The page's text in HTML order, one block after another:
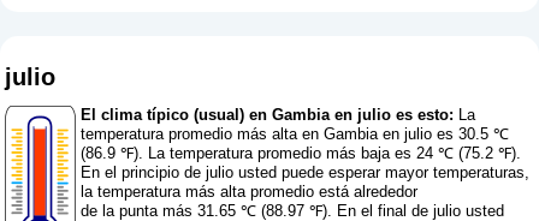
julio
El clima típico (usual) en Gambia en julio es esto: La
temperatura promedio más alta en Gambia en julio es 30.5 ℃
(86.9 ℉). La temperatura promedio más baja es 24 ℃ (75.2 ℉).
En el principio de julio usted puede esperar mayor temperaturas,
la temperatura más alta promedio está alrededor
de la punta más 31.65 ℃ (88.97 ℉). En el final de julio usted